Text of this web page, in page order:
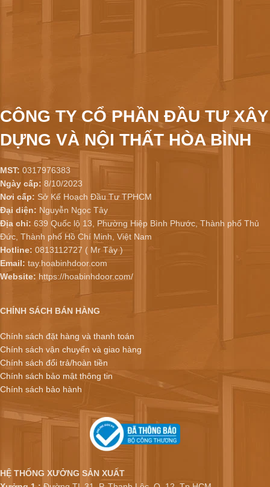
CÔNG TY CỔ PHẦN ĐẦU TƯ XÂY
DỰNG VÀ NỘI THẤT HÒA BÌNH
MST: 0317976383
Ngày cấp: 8/10/2023
Nơi cấp: Sở Kế Hoạch Đầu Tư TPHCM
Đại diện: Nguyễn Ngọc Tây
Địa chỉ: 639 Quốc lộ 13, Phường Hiệp Bình Phước, Thành phố Thủ
Đức, Thành phố Hồ Chí Minh, Việt Nam
Hotline: 0813112727 ( Mr Tây )
Email: tay.hoabinhdoor.com
Website: https://hoabinhdoor.com/
CHÍNH SÁCH BÁN HÀNG
Chính sách đặt hàng và thanh toán
Chính sách vận chuyển và giao hàng
Chính sách đổi trả/hoàn tiền
Chính sách bảo mật thông tin
Chính sách bảo hành
HỆ THỐNG XƯỞNG SẢN XUẤT